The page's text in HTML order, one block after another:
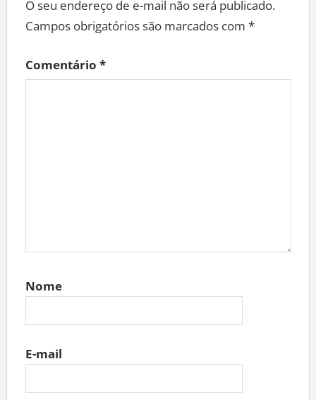
O seu endereço de e-mail não será publicado.
Campos obrigatórios são marcados com *
Comentário *
Nome
E-mail